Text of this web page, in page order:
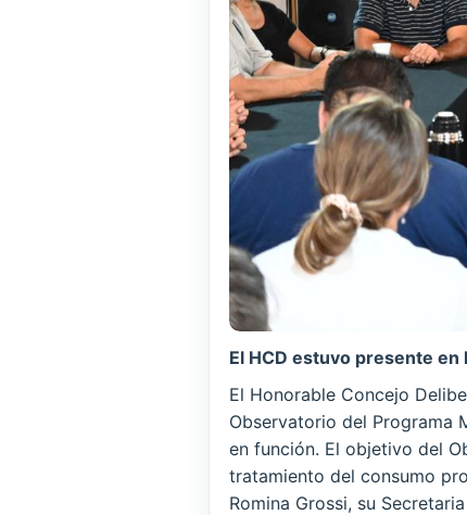
El HCD estuvo presente
El Honorable Concejo
Observatorio del Programa
en función. El objetivo del
tratamiento del consumo
Romina Grossi, su